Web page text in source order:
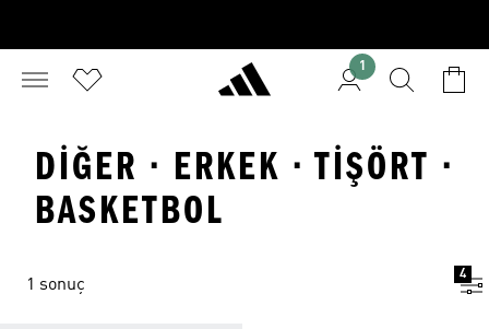
1
DIĞER · ERKEK · TIŞÖRT ·
BASKETBOL
1 sonuç
4